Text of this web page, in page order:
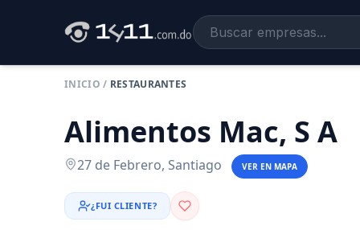
INICIO / RESTAURANTES
Alimentos Mac, S A
27 de Febrero, Santiago VER EN MAPA
¿FUI CLIENTE?